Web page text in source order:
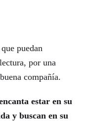
puedan
por una
compañía.
estar en su
y buscan en su